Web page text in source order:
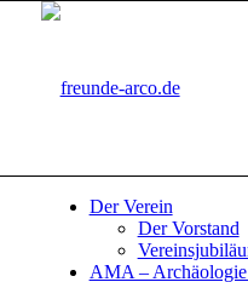
Der Verein
Der Vorstand
AMA –